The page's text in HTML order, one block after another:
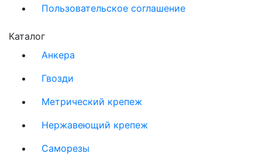
Пользовательское соглашение
Каталог
Анкера
Гвозди
Метрический крепеж
Нержавеющий крепеж
Саморезы